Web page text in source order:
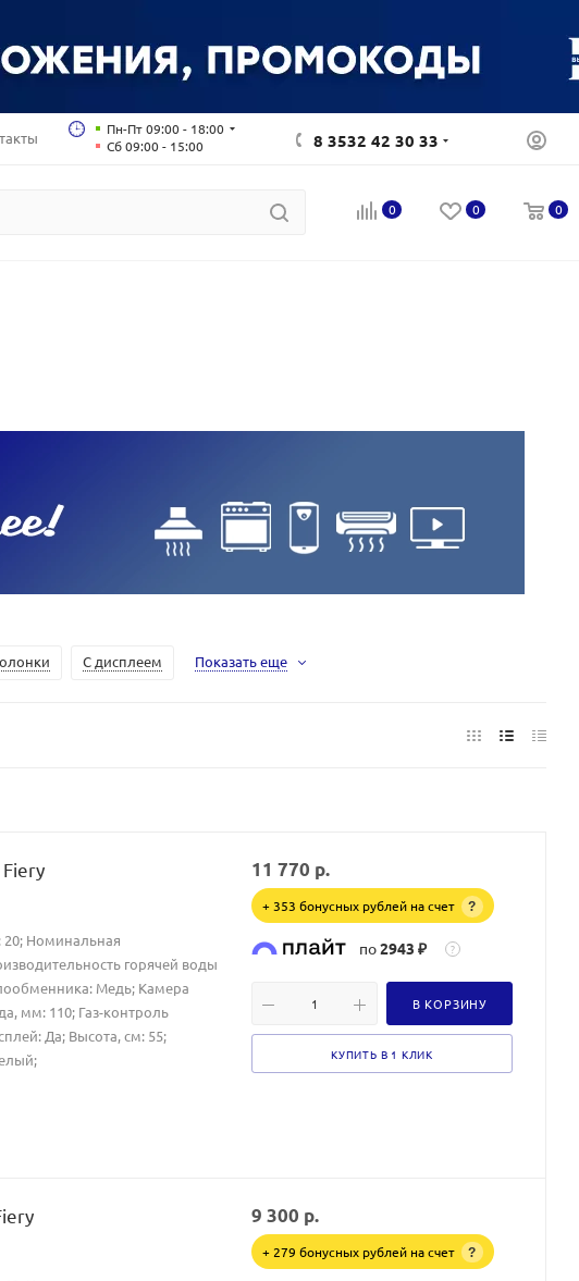
Пн-Пт 09:00 - 18:00
Сб 09:00 - 15:00
8 3532 42 30 33
0 0 0
С дисплеем Показать еще
Fiery
Номинальная
горячей воды
Медь; Камера
мм: 110; Газ-контроль
Да; Высота, см: 55;
11 770 р.
+ 353 бонусных рублей на счет ?
по2943 ₽ ?
В КОРЗИНУ
КУПИТЬ В 1 КЛИК
9 300 р.
+ 279 бонусных рублей на счет ?